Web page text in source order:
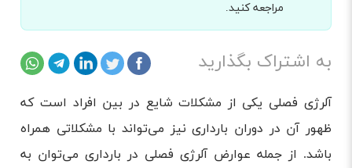
مراجعه کنید.
به اشتراک بگذارید
آلرژی فصلی یکی از مشکلات شایع در بین افراد است که
ظهور آن در دوران بارداری نیز می‌تواند با مشکلاتی همراه
باشد. از جمله عوارض آلرژی فصلی در بارداری می‌توان به